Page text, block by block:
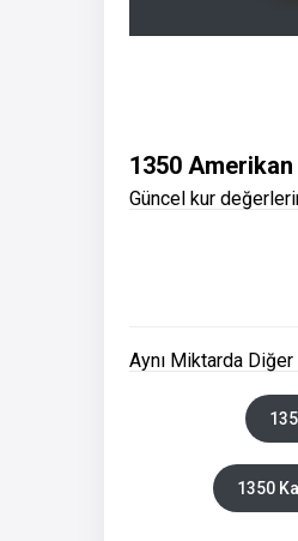
1350 Amerikan
Güncel kur
Aynı Miktarda Diğer
1350